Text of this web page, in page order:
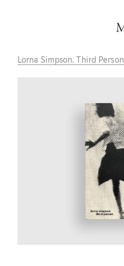
Lorna Simpson. Third Person